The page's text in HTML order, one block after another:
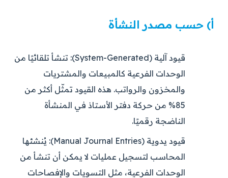
أ) حسب مصدر النشأة
قيود آلية (System-Generated):
تنشأ تلقائيًا من
الوحدات الفرعية كالمبيعات والمشتريات
والمخزون والرواتب. هذه القيود تمثّل أكثر من
85% من حركة دفتر الأستاذ في المنشأة
الناضجة رقميًا.
قيود يدوية (Manual Journal Entries):
يُنشئها
المحاسب لتسجيل عمليات لا يمكن أن تنشأ من
الوحدات الفرعية، مثل التسويات والإفصاحات